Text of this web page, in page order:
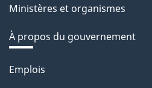
Ministères et organismes
À propos du gouvernement
Thèmes
Emplois